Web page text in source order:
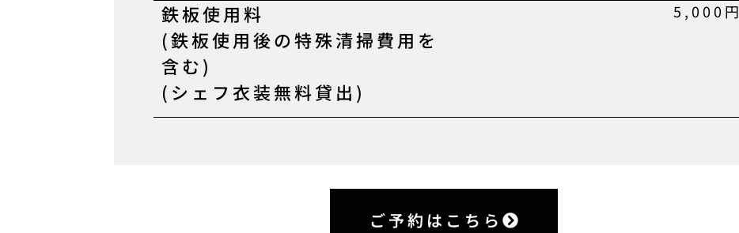
鉄板使用料
(鉄板使用後の特殊清掃費用を
含む)
(シェフ衣装無料貸出)
5,000円
ご予約はこちら